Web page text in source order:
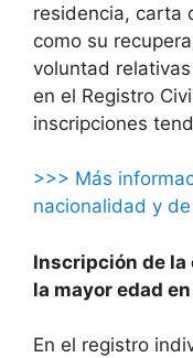
residencia, carta
como su
voluntad
en el Registro
inscripciones
>>> Más
nacionalidad y
Inscripción de la
la mayor edad
En el registro